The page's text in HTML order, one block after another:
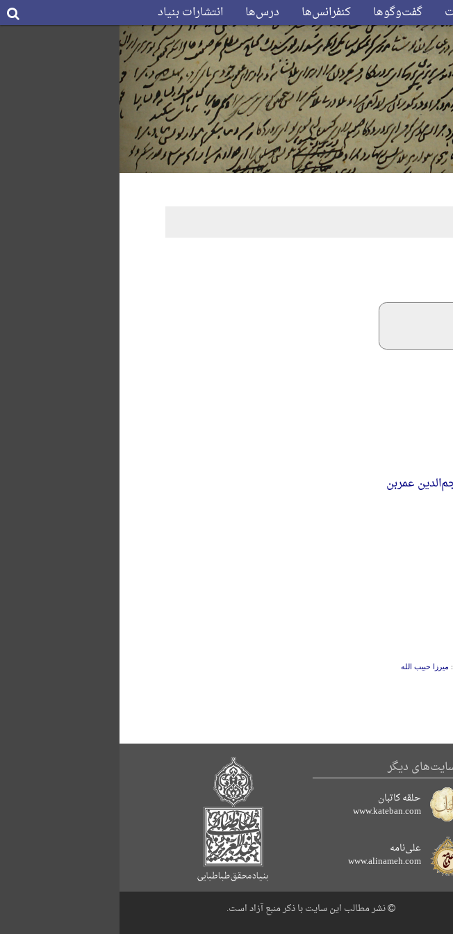
گفت‌وگوها کنفرانس‌ها درس‌ها انتشارات بنیاد
عمربن‌
میرزا حبیب الله
دیگر
حلقه کاتبان
www.kateban.com
علی‌نامه
www.alinameh.com
نشر مطالب این سایت با ذکر منبع آزاد است.